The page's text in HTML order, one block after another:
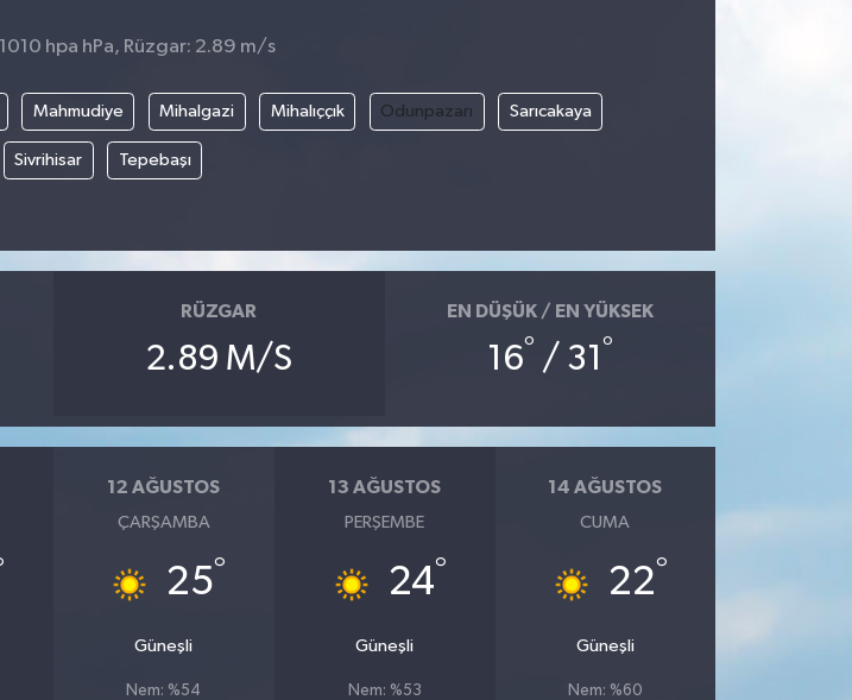
hpa hPa, Rüzgar: 2.89 m/s
Mahmudiye Mihalgazi Mihalıççık Odunpazarı Sarıcakaya
Sivrihisar Tepebaşı
RÜZGAR
2.89 M/S
EN DÜŞÜK / EN YÜKSEK
16° / 31 °
12 AĞUSTOS
ÇARŞAMBA
25°
Güneşli
Nem: %54
13 AĞUSTOS
PERŞEMBE
24°
Güneşli
Nem: %53
14 AĞUSTOS
CUMA
22°
Güneşli
Nem: %60